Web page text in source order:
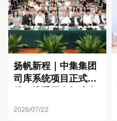
扬帆新程｜中集集团
司库系统项目正式启
2026/07/22